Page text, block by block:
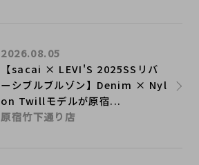
【sacai × LEVI'S 2025SSリバ
ーシブルブルゾン】Denim × Nyl
on Twillモデルが原宿...
2026.08.05
原宿竹下通り店